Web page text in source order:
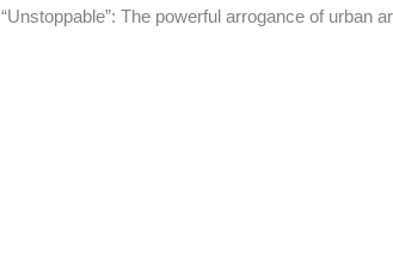
“Unstoppable”: The powerful arrogance of urban